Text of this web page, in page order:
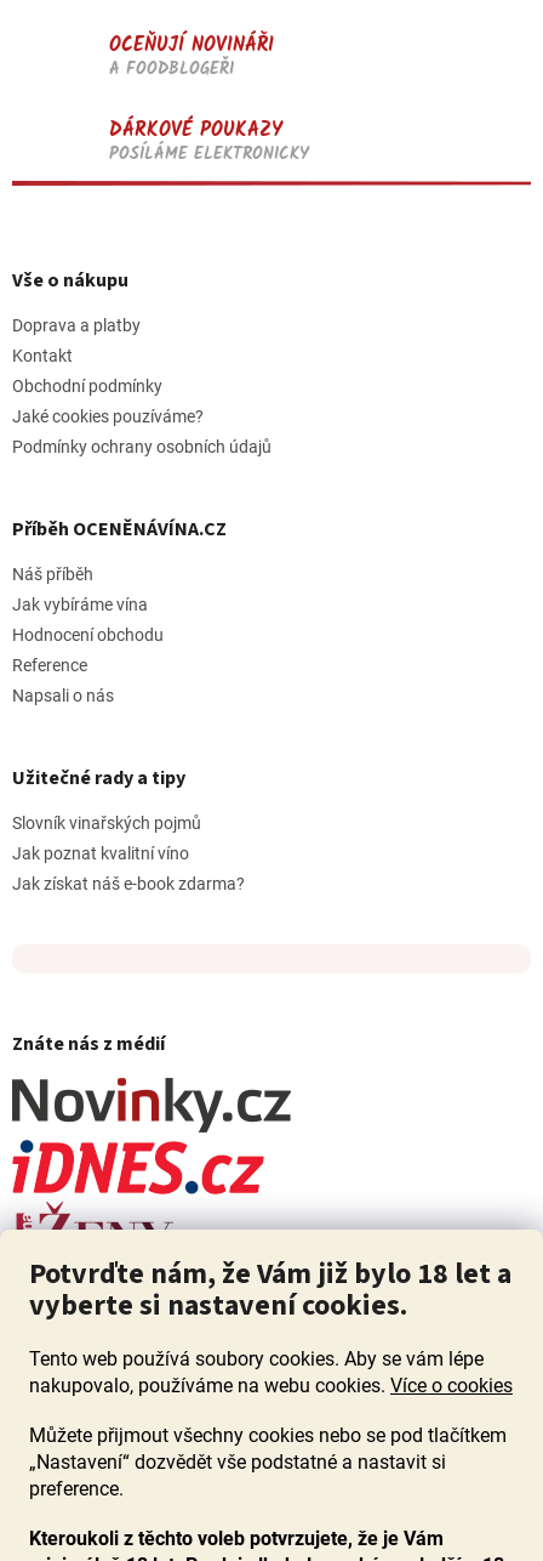
Potvrďte nám, že Vám již bylo 18 let a
vyberte si nastavení cookies.
Tento web používá soubory cookies. Aby se vám lépe
nakupovalo, používáme na webu cookies. Více o cookies
Můžete přijmout všechny cookies nebo se pod tlačítkem
„Nastavení“ dozvědět vše podstatné a nastavit si
preference.
Kteroukoli z těchto voleb potvrzujete, že je Vám
OCEŇUJÍ NOVINÁŘI
A FOODBLOGEŘI
DÁRKOVÉ POUKAZY
POSÍLÁME ELEKTRONICKY
pVše o nákupu
Doprava a platby
Kontakt
Obchodní podmínky
Jaké cookies pouzíváme?
Podmínky ochrany osobních údajů
Příběh OCENĚNÁVÍNA.CZ
Náš příběh
Jak vybíráme vína
Hodnocení obchodu
Reference
Napsali o nás
Užitečné rady a tipy
Slovník vinařských pojmů
Jak poznat kvalitní víno
Jak získat náš e-book zdarma?
Znáte nás z médií
ZÁKAZ PRODEJE ALKOHOLU OSOBÁM MLADŠÍM 18 LET. Pijte s
mírou i když pijete s Mírou.